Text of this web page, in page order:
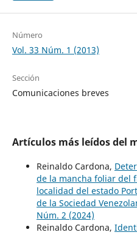
Número
Vol. 33 Núm. 1 (2013)
Sección
Comunicaciones breves
Artículos más leídos del
Reinaldo Cardona,
de la mancha foliar del
localidad del estado
de la Sociedad
Núm. 2 (2024)
Reinaldo Cardona,